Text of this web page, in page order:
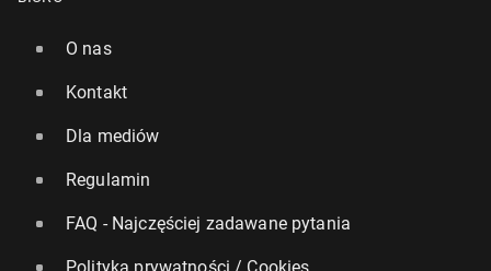
O nas
Kontakt
Dla mediów
Regulamin
FAQ - Najczęściej zadawane pytania
Polityka prywatności / Cookies